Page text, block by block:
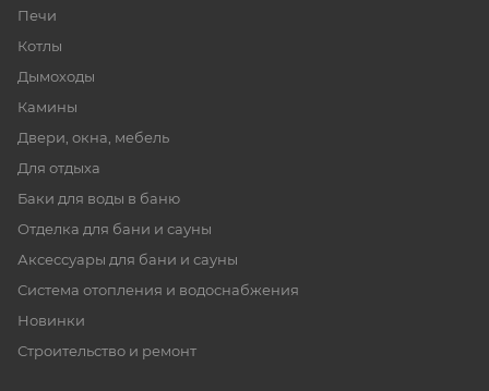
Печи
Котлы
Дымоходы
Камины
Двери, окна, мебель
Для отдыха
Баки для воды в баню
Отделка для бани и сауны
Аксессуары для бани и сауны
Система отопления и водоснабжения
Новинки
Строительство и ремонт